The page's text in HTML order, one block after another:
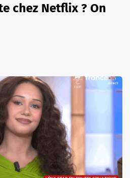
chez Netflix ? On